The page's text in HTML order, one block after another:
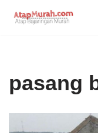
pasang